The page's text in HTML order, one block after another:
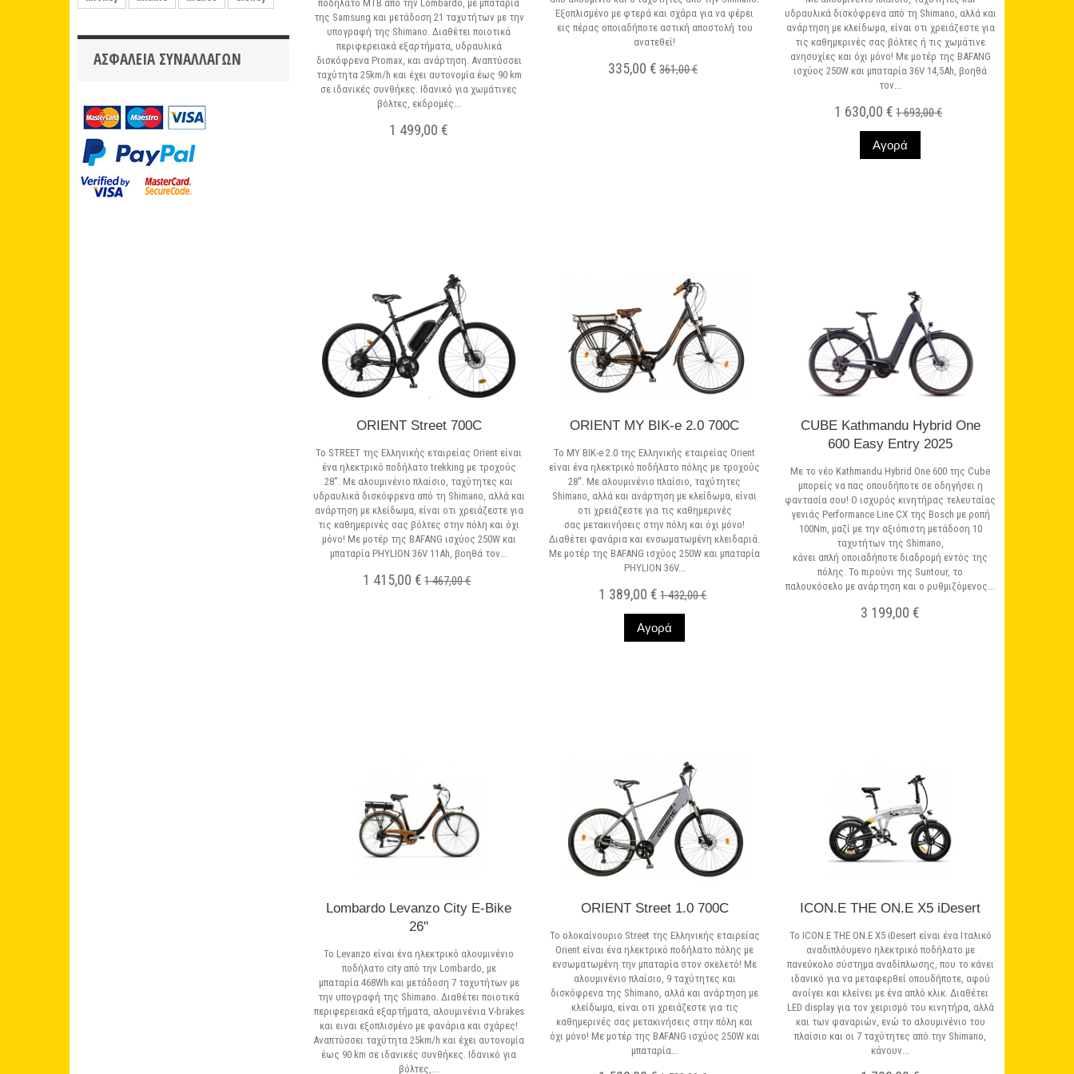
ΑΣΦΆΛΕΙΑ ΣΥΝΑΛΛΑΓΏΝ
ποδήλατο MTB από την Lombardo, με μπαταρία
της Samsung και μετάδοση 21 ταχυτήτων με την
υπογραφή της Shimano. Διαθέτει ποιοτικά
περιφερειακά εξαρτήματα, υδραυλικά
δισκόφρενα Promax, και ανάρτηση. Αναπτύσσει
ταχύτητα 25km/h και έχει αυτονομία έως 90 km
σε ιδανικές συνθήκες. Ιδανικό για χωμάτινες
βόλτες, εκδρομές...
1 499,00 €
Εξοπλισμένο με φτερά και σχάρα για να φέρει
εις πέρας οποιαδήποτε αστική αποστολή του
ανατεθεί!
335,00 € 361,00 €
υδραυλικά δισκόφρενα από τη Shimano, αλλά και
ανάρτηση με κλείδωμα, είναι οτι χρειάζεστε για
τις καθημερινές σας βόλτες ή τις χωμάτινε
ανησυχίες και όχι μόνο! Με μοτέρ της BAFANG
ισχύος 250W και μπαταρία 36V 14,5Ah, βοηθά
τον...
1 630,00 € 1 693,00 €
Αγορά
ORIENT Street 700C
Το STREET της Ελληνικής εταιρείας Orient είναι
ένα ηλεκτρικό ποδήλατο trekking με τροχούς
28''. Με αλουμινένιο πλαίσιο, ταχύτητες και
υδραυλικά δισκόφρενα από τη Shimano, αλλά και
ανάρτηση με κλείδωμα, είναι οτι χρειάζεστε για
τις καθημερινές σας βόλτες στην πόλη και όχι
μόνο! Με μοτέρ της BAFANG ισχύος 250W και
μπαταρία PHYLION 36V 11Ah, βοηθά τον...
1 415,00 € 1 467,00 €
ORIENT MY BIK-e 2.0 700C
Το MY BIK-e 2.0 της Ελληνικής εταιρείας Orient
είναι ένα ηλεκτρικό ποδήλατο πόλης με τροχούς
28''. Με αλουμινένιο πλαίσιο, ταχύτητες
Shimano, αλλά και ανάρτηση με κλείδωμα, είναι
οτι χρειάζεστε για τις καθημερινές
σας μετακινήσεις στην πόλη και όχι μόνο!
Διαθέτει φανάρια και ενσωματωμένη κλειδαριά.
Με μοτέρ της BAFANG ισχύος 250W και μπαταρία
PHYLION 36V...
1 389,00 € 1 432,00 €
Αγορά
CUBE Kathmandu Hybrid One
600 Easy Entry 2025
Με το νέο Kathmandu Hybrid One 600 της Cube
μπορείς να πας οπουδήποτε σε οδηγήσει η
φαντασία σου! Ο ισχυρός κινητήρας τελευταίας
γενιάς Performance Line CX της Bosch με ροπή
100Nm, μαζί με την αξιόπιστη μετάδοση 10
ταχυτήτων της Shimano,
κάνει απλή οποιαδήποτε διαδρομή εντός της
πόλης. Το πιρούνι της Suntour, το
παλουκόσελο με ανάρτηση και ο ρυθμιζόμενος...
3 199,00 €
Lombardo Levanzo City E-Bike
26''
Το Levanzo είναι ένα ηλεκτρικό αλουμινένιο
ποδήλατο city από την Lombardo, με
μπαταρία 468Wh και μετάδοση 7 ταχυτήτων με
την υπογραφή της Shimano. Διαθέτει ποιοτικά
περιφερειακά εξαρτήματα, αλουμινένια V-brakes
και ειναι εξοπλισμένο με φανάρια και σχάρες!
Αναπτύσσει ταχύτητα 25km/h και έχει αυτονομία
έως 90 km σε ιδανικές συνθήκες. Ιδανικό για
βόλτες,...
ORIENT Street 1.0 700C
Το ολοκαίνουριο Street της Ελληνικής εταιρείας
Orient είναι ένα ηλεκτρικό ποδήλατο πόλης με
ενσωματωμένη την μπαταρία στον σκελετό! Με
αλουμινένιο πλαίσιο, 9 ταχύτητες και
δισκόφρενα της Shimano, αλλά και ανάρτηση με
κλείδωμα, είναι οτι χρειάζεστε για τις
καθημερινές σας μετακινήσεις στην πόλη και
όχι μόνο! Με μοτέρ της BAFANG ισχύος 250W και
μπαταρία...
ICON.E THE ON.E X5 iDesert
Το ICON.E THE ON.E X5 iDesert είναι ένα Ιταλικό
αναδιπλόυμενο ηλεκτρικό ποδήλατο με
πανεύκολο σύστημα αναδίπλωσης, που το κάνει
ιδανικό για να μεταφερθεί οπουδήποτε, αφού
ανοίγει και κλείνει με ένα απλό κλικ. Διαθέτει
LED display για τον χειρισμό του κινητήρα, αλλά
και των φαναριών, ενώ το αλουμινένιο του
πλαίσιο και οι 7 ταχύτητες από την Shimano,
κάνουν...